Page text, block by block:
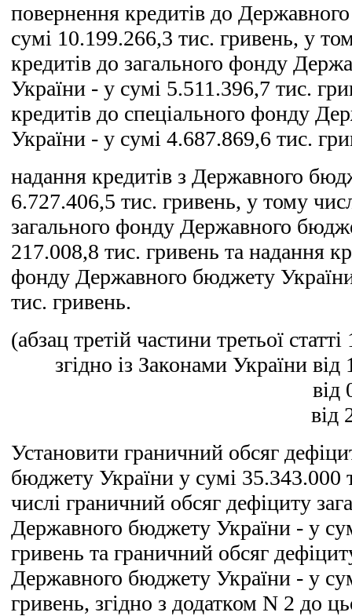
повернення кредитів до
сумі 10.199.266,3 тис. гривень, у
кредитів до загального фонду
України - у сумі 5.511.396,7 тис.
кредитів до спеціального фонду
України - у сумі 4.687.869,6 тис.
надання кредитів з Державного
6.727.406,5 тис. гривень, у тому
загального фонду Державного
217.008,8 тис. гривень та надання
фонду Державного бюджету
тис. гривень.
(абзац третій частини третьої
згідно із Законами України
від
від
Установити граничний обсяг
бюджету України у сумі 35.343.000
числі граничний обсяг дефіциту
Державного бюджету України - у
гривень та граничний обсяг
Державного бюджету України - у
гривень, згідно з додатком N 2 до